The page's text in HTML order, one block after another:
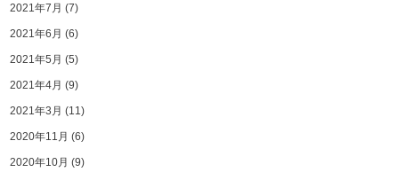
2021年7月 (7)
2021年6月 (6)
2021年5月 (5)
2021年4月 (9)
2021年3月 (11)
2020年11月 (6)
2020年10月 (9)